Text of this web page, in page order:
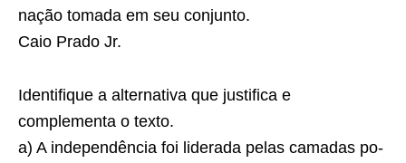
nação tomada em seu conjunto.
Caio Prado Jr.
Identifique a alternativa que justifica e
complementa o texto.
a) A independência foi liderada pelas camadas po­